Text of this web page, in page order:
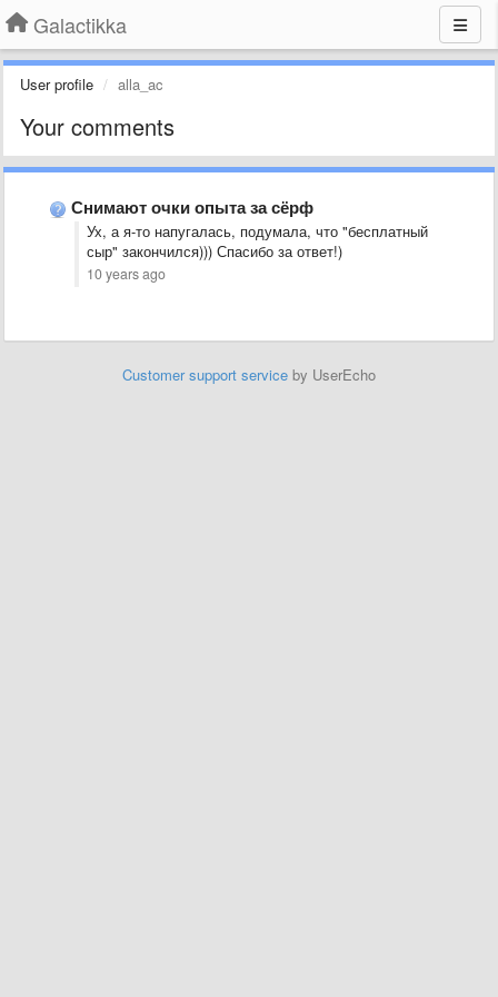
Galactikka
User profile alla_ac
Your comments
Снимают очки опыта за сёрф
Ух, а я-то напугалась, подумала, что "бесплатный
сыр" закончился))) Спасибо за ответ!)
10 years ago
Customer support service by UserEcho